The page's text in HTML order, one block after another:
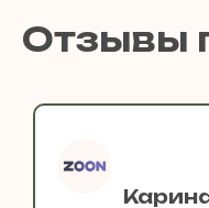
Отзывы